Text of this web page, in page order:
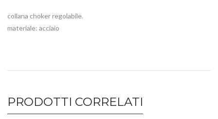
collana choker regolabile.
materiale: acciaio
PRODOTTI CORRELATI